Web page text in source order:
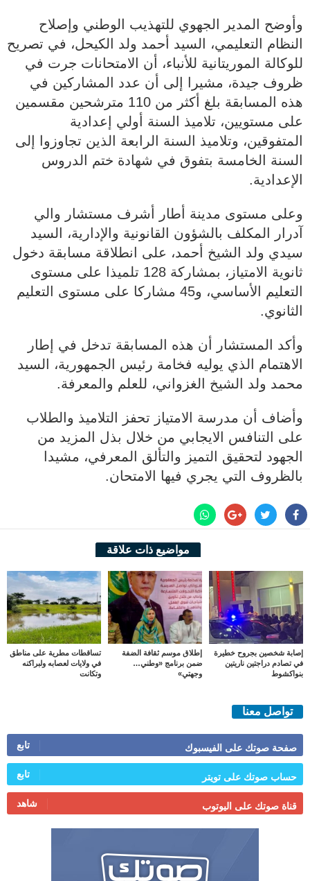
وأوضح المدير الجهوي للتهذيب الوطني وإصلاح
النظام التعليمي، السيد أحمد ولد الكيحل، في تصريح
للوكالة الموريتانية للأنباء، أن الامتحانات جرت في
ظروف جيدة، مشيرا إلى أن عدد المشاركين في
هذه المسابقة بلغ أكثر من 110 مترشحين مقسمين
على مستويين، تلاميذ السنة أولي إعدادية
المتفوقين، وتلاميذ السنة الرابعة الذين تجاوزوا إلى
السنة الخامسة بتفوق في شهادة ختم الدروس
الإعدادية.
وعلى مستوى مدينة أطار أشرف مستشار والي
آدرار المكلف بالشؤون القانونية والإدارية، السيد
سيدي ولد الشيخ أحمد، على انطلاقة مسابقة دخول
ثانوية الامتياز، بمشاركة 128 تلميذا على مستوى
التعليم الأساسي، و45 مشاركا على مستوى التعليم
الثانوي.
وأكد المستشار أن هذه المسابقة تدخل في إطار
الاهتمام الذي يوليه فخامة رئيس الجمهورية، السيد
محمد ولد الشيخ الغزواني، للعلم والمعرفة.
وأضاف أن مدرسة الامتياز تحفز التلاميذ والطلاب
على التنافس الايجابي من خلال بذل المزيد من
الجهود لتحقيق التميز والتألق المعرفي، مشيدا
بالظروف التي يجري فيها الامتحان.
مواضيع ذات علاقة
إصابة شخصين بجروح خطيرة
في تصادم دراجتين ناريتين
بنواكشوط
إطلاق موسم ثقافة الضفة
ضمن برنامج «وطني…
وجهتي»
تساقطات مطرية على مناطق
في ولايات لعصابه ولبراكنه
وتكانت
تواصل معنا
صفحة صوتك على الفيسبوك تابع
حساب صوتك على تويتر تابع
قناة صوتك على اليوتوب شاهد